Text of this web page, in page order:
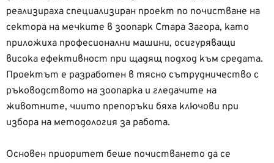
реализираха специализиран проект по почистване на
сектора на мечките в зоопарк Стара Загора, като
приложиха професионални машини, осигуряващи
висока ефективност при щадящ подход към средата.
Проектът е разработен в тясно сътрудничество с
ръководството на зоопарка и гледачите на
животните, чиито препоръки бяха ключови при
избора на методология за работа.
Основен приоритет беше почистването да се